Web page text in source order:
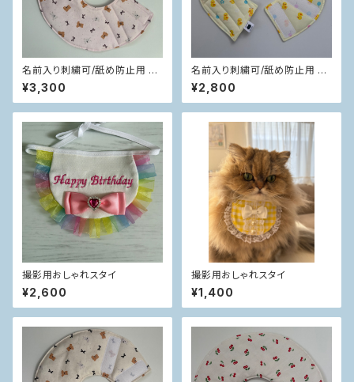
名前入り刺繍可/舐め防止用 ソ
フトエリカラ
¥3,300
名前入り刺繍可/舐め防止用 ソ
フトエリカラ
¥2,800
撮影用おしゃれスタイ
¥2,600
撮影用おしゃれスタイ
¥1,400